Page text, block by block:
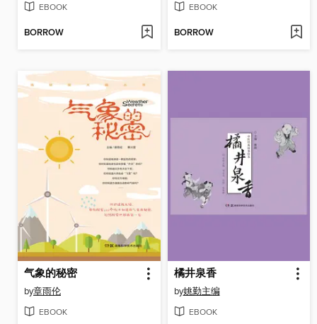
EBOOK
BORROW
EBOOK
BORROW
气象的秘密
by章雨伦
EBOOK
橘井泉香
by姚勤主编
EBOOK